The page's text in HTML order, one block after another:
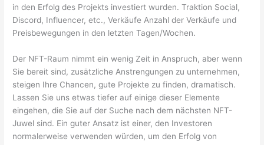
in den Erfolg des Projekts investiert wurden. Traktion Social,
Discord, Influencer, etc., Verkäufe Anzahl der Verkäufe und
Preisbewegungen in den letzten Tagen/Wochen.
Der NFT-Raum nimmt ein wenig Zeit in Anspruch, aber wenn
Sie bereit sind, zusätzliche Anstrengungen zu unternehmen,
steigen Ihre Chancen, gute Projekte zu finden, dramatisch.
Lassen Sie uns etwas tiefer auf einige dieser Elemente
eingehen, die Sie auf der Suche nach dem nächsten NFT-
Juwel sind. Ein guter Ansatz ist einer, den Investoren
normalerweise verwenden würden, um den Erfolg von